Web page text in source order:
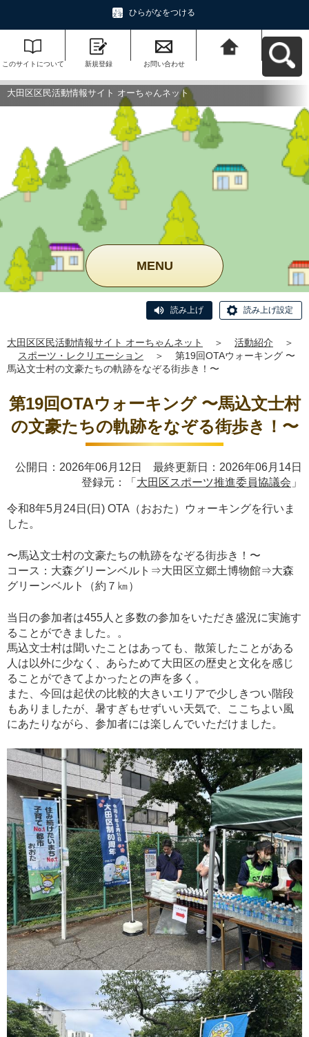
ひらがなをつける
このサイトについて 新規登録 お問い合わせ
ットへ戻る
大田区区民活動情報サイト オーちゃんネット
MENU
読み上げ 読み上げ設定
大田区区民活動情報サイト オーちゃんネット ＞ 活動紹介
＞
スポーツ・レクリエーション
＞
第19回OTAウォーキング 〜
馬込文士村の文豪たちの軌跡をなぞる街歩き！〜
第19回OTAウォーキング 〜馬込文士村
の文豪たちの軌跡をなぞる街歩き！〜
公開日：2026年06月12日 最終更新日：2026年06月14日
登録元：「 大田区スポーツ推進委員協議会 」
令和8年5月24日(日) OTA（おおた）ウォーキングを行いま
した。
〜馬込文士村の文豪たちの軌跡をなぞる街歩き！〜
コース：大森グリーンベルト⇒大田区立郷土博物館⇒大森
グリーンベルト（約７㎞）
当日の参加者は455人と多数の参加をいただき盛況に実施す
ることができました。。
馬込文士村は聞いたことはあっても、散策したことがある
人は以外に少なく、あらためて大田区の歴史と文化を感じ
ることができてよかったとの声を多く。
また、今回は起伏の比較的大きいエリアで少しきつい階段
もありましたが、暑すぎもせずいい天気で、ここちよい風
にあたりながら、参加者には楽しんでいただけました。